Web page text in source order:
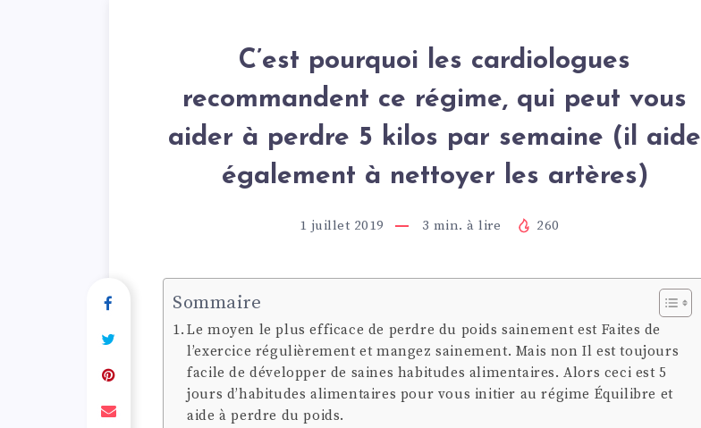
C’est pourquoi les cardiologues
recommandent ce régime, qui peut vous
aider à perdre 5 kilos par semaine (il aide
également à nettoyer les artères)
1 juillet 2019 3 min. à lire 260
Sommaire
Le moyen le plus efficace de perdre du poids sainement est Faites de
l’exercice régulièrement et mangez sainement. Mais non Il est toujours
facile de développer de saines habitudes alimentaires. Alors ceci est 5
jours d’habitudes alimentaires pour vous initier au régime Équilibre et
aide à perdre du poids.